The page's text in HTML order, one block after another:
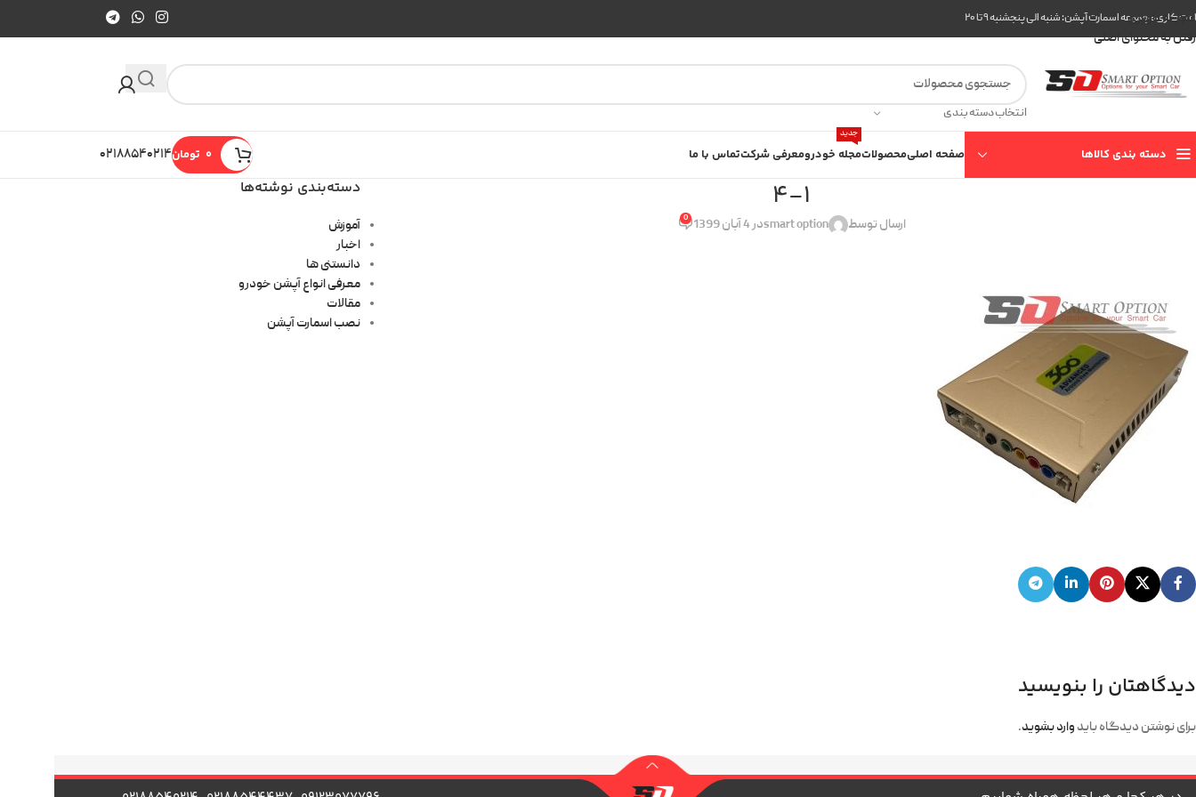
عبور به ناوبری
رفتن به محتوای اصلی
کاری مجموعه اسمارت آپشن: شنبه الی پنجشنبه ۹ تا ۲۰
انتخاب دسته بندی
دسته بندی کالاها صفحه اصلیمحصولاتمجله خودرو
جدید
معرفی شرکتتماس با ما تومان۰۲۱۸۸۵۴۰۲۱۴
4-1
ارسال توسط smart optionدر 4 آبان 1399 0
دیدگاهتان را بنویسید
برای نوشتن دیدگاه باید وارد بشوید.
دسته‌بندی نوشته‌ها
آموزش
اخبار
دانستنی ها
معرفی انواع آپشن خودرو
مقالات
نصب اسمارت آپشن